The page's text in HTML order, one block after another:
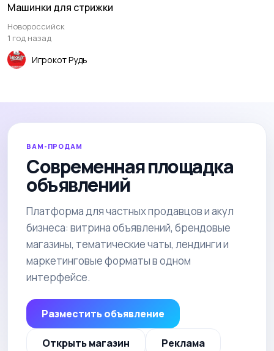
Машинки для стрижки
Новороссийск
1 год назад
Игрокот Рудь
ВАМ-ПРОДАМ
Современная площадка
объявлений
Платформа для частных продавцов и акул
бизнеса: витрина объявлений, брендовые
магазины, тематические чаты, лендинги и
маркетинговые форматы в одном
интерфейсе.
Разместить объявление
Открыть магазин Реклама